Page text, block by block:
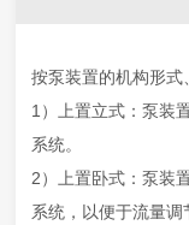
按泵装置的机构形式
1）上置立式：泵装
系统。
2）上置卧式：泵装
系统，以便于流量调